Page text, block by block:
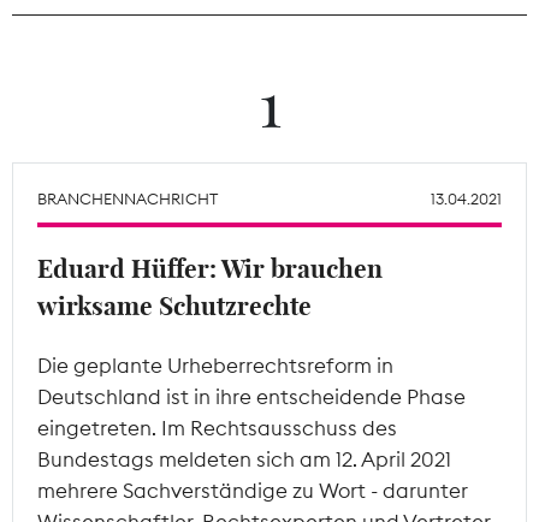
Theodor-Wolff-Preis
Mitgliederbereich
1
BRANCHENNACHRICHT 13.04.2021
Eduard Hüffer: Wir brauchen
wirksame Schutzrechte
Die geplante Urheberrechtsreform in
Deutschland ist in ihre entscheidende Phase
eingetreten. Im Rechtsausschuss des
Bundestags meldeten sich am 12. April 2021
mehrere Sachverständige zu Wort - darunter